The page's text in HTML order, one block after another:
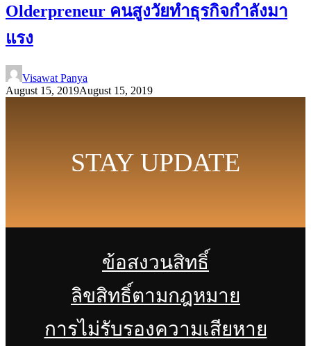
Olderpreneur คนสูงวัยทำธุรกิจกำลังมา
แรง
Visawat Panya
August 15, 2019August 15, 2019
STAY UPDATE
ข้อสงวนสิทธิ์
ลิขสิทธิ์ตามกฎหมาย
การไม่รับรองความเสียหาย